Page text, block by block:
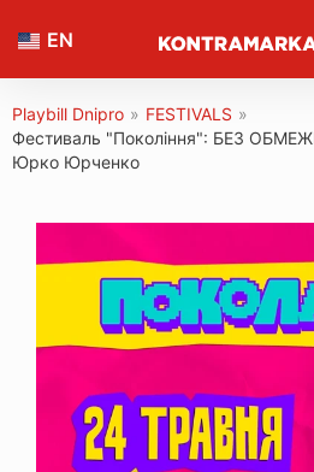
EN
Playbill Dnipro » FESTIVALS »
Фестиваль "Покоління": БЕЗ
Юрко Юрченко